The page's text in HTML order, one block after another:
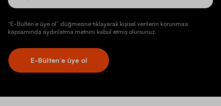
“E-Bülten’e üye ol” düğmesine tıklayarak kişisel verilerin korunması
kapsamında aydınlatma metnini kabul etmiş olursunuz.
E-Bülten’e üye ol